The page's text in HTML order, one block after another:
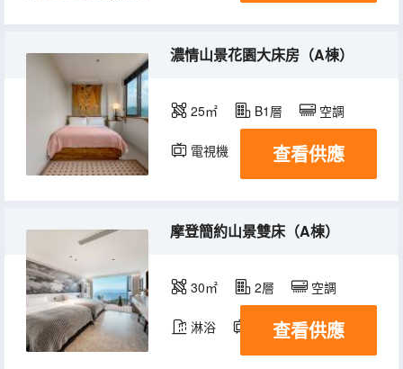
濃情山景花園大床房（A棟）
25㎡ B1層 空調
電視機 查看供應
摩登簡約山景雙床（A棟）
30㎡ 2層 空調
淋浴 電視機 冰箱
查看供應